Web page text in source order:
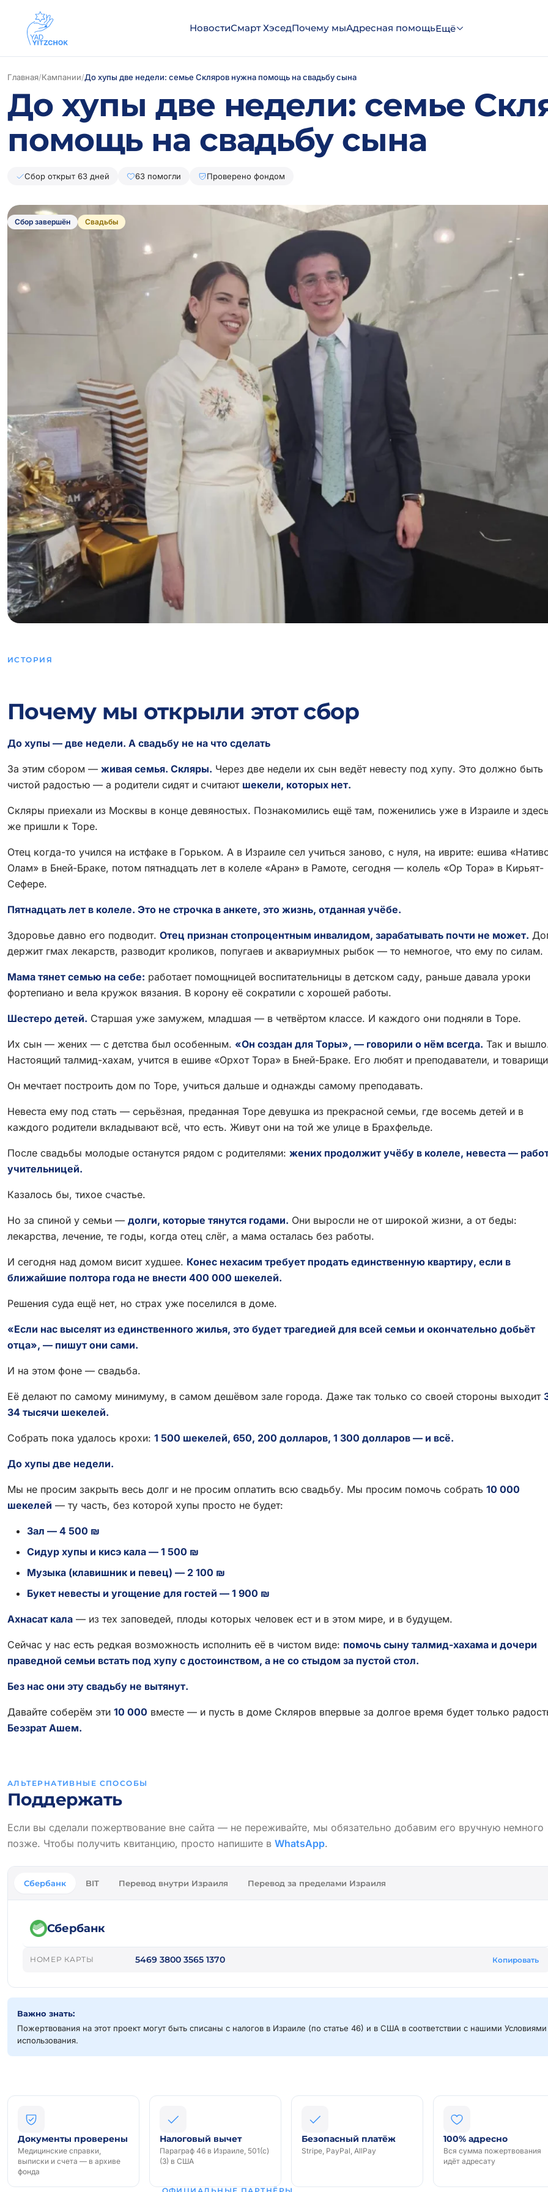
НовостиСмарт ХэседПочему мыАдресная помощьЕщё
Главная/Кампании/До хупы две недели: семье Скляров нужна помощь на свадьбу сына
До хупы две недели: семье
помощь на свадьбу сына
Сбор открыт 63 дней 63 помогли Проверено фондом
Сбор завершён Свадьбы
ИСТОРИЯ
Почему мы открыли этот сбор
До хупы — две недели. А свадьбу не на что сделать
За этим сбором — живая семья. Скляры. Через две недели их сын ведёт невесту под хупу. Это должно быть
чистой радостью — а родители сидят и считают шекели, которых нет.
Скляры приехали из Москвы в конце девяностых. Познакомились ещё там, поженились уже в Израиле и
же пришли к Торе.
Отец когда-то учился на истфаке в Горьком. А в Израиле сел учиться заново, с нуля, на иврите: ешива
Олам» в Бней-Браке, потом пятнадцать лет в колеле «Аран» в Рамоте, сегодня — колель «Ор Тора» в Кирьят-
Сефере.
Пятнадцать лет в колеле. Это не строчка в анкете, это жизнь, отданная учёбе.
Здоровье давно его подводит. Отец признан стопроцентным инвалидом, зарабатывать почти не может.
держит гмах лекарств, разводит кроликов, попугаев и аквариумных рыбок — то немногое, что ему по силам.
Мама тянет семью на себе: работает помощницей воспитательницы в детском саду, раньше давала уроки
фортепиано и вела кружок вязания. В корону её сократили с хорошей работы.
Шестеро детей. Старшая уже замужем, младшая — в четвёртом классе. И каждого они подняли в Торе.
Их сын — жених — с детства был особенным. «Он создан для Торы», — говорили о нём всегда. Так и
Настоящий талмид-хахам, учится в ешиве «Орхот Тора» в Бней-Браке. Его любят и преподаватели, и
Он мечтает построить дом по Торе, учиться дальше и однажды самому преподавать.
Невеста ему под стать — серьёзная, преданная Торе девушка из прекрасной семьи, где восемь детей и в
каждого родители вкладывают всё, что есть. Живут они на той же улице в Брахфельде.
После свадьбы молодые останутся рядом с родителями: жених продолжит учёбу в колеле, невеста —
учительницей.
Казалось бы, тихое счастье.
Но за спиной у семьи — долги, которые тянутся годами. Они выросли не от широкой жизни, а от беды:
лекарства, лечение, те годы, когда отец слёг, а мама осталась без работы.
И сегодня над домом висит худшее. Конес нехасим требует продать единственную квартиру, если в
ближайшие полтора года не внести 400 000 шекелей.
Решения суда ещё нет, но страх уже поселился в доме.
«Если нас выселят из единственного жилья, это будет трагедией для всей семьи и окончательно добьёт
отца», — пишут они сами.
И на этом фоне — свадьба.
Её делают по самому минимуму, в самом дешёвом зале города. Даже так только со своей стороны выходит
34 тысячи шекелей.
Собрать пока удалось крохи: 1 500 шекелей, 650, 200 долларов, 1 300 долларов — и всё.
До хупы две недели.
Мы не просим закрыть весь долг и не просим оплатить всю свадьбу. Мы просим помочь собрать 10 000
шекелей — ту часть, без которой хупы просто не будет:
Зал — 4 500 ₪
Сидур хупы и кисэ кала — 1 500 ₪
Музыка (клавишник и певец) — 2 100 ₪
Букет невесты и угощение для гостей — 1 900 ₪
Ахнасат кала — из тех заповедей, плоды которых человек ест и в этом мире, и в будущем.
Сейчас у нас есть редкая возможность исполнить её в чистом виде: помочь сыну талмид-хахама и дочери
праведной семьи встать под хупу с достоинством, а не со стыдом за пустой стол.
Без нас они эту свадьбу не вытянут.
Давайте соберём эти 10 000 вместе — и пусть в доме Скляров впервые за долгое время будет только
Беэзрат Ашем.
АЛЬТЕРНАТИВНЫЕ СПОСОБЫ
Поддержать
Если вы сделали пожертвование вне сайта — не переживайте, мы обязательно добавим его вручную немного
позже. Чтобы получить квитанцию, просто напишите в WhatsApp.
Сбербанк BIT Перевод внутри Израиля Перевод за пределами Израиля
Сбербанк
НОМЕР КАРТЫ 5469 3800 3565 1370 Копировать
Важно знать:
Пожертвования на этот проект могут быть списаны с налогов в Израиле (по статье 46) и в США в соответствии с нашими Условиями
использования.
Документы проверены
Медицинские справки,
выписки и счета — в архиве
фонда
Налоговый вычет
Параграф 46 в Израиле, 501(c)
(3) в США
Безопасный платёж
Stripe, PayPal, AllPay
100% адресно
Вся сумма пожертвования
идёт адресату